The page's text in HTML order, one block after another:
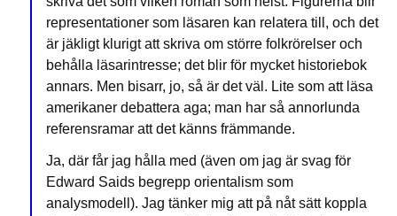
representationer som läsaren kan relatera till, och det
är jäkligt klurigt att skriva om större folkrörelser och
behålla läsarintresse; det blir för mycket historiebok
annars. Men bisarr, jo, så är det väl. Lite som att läsa
amerikaner debattera aga; man har så annorlunda
referensramar att det känns främmande.
Ja, där får jag hålla med (även om jag är svag för
Edward Saids begrepp orientalism som
analysmodell). Jag tänker mig att på nåt sätt koppla